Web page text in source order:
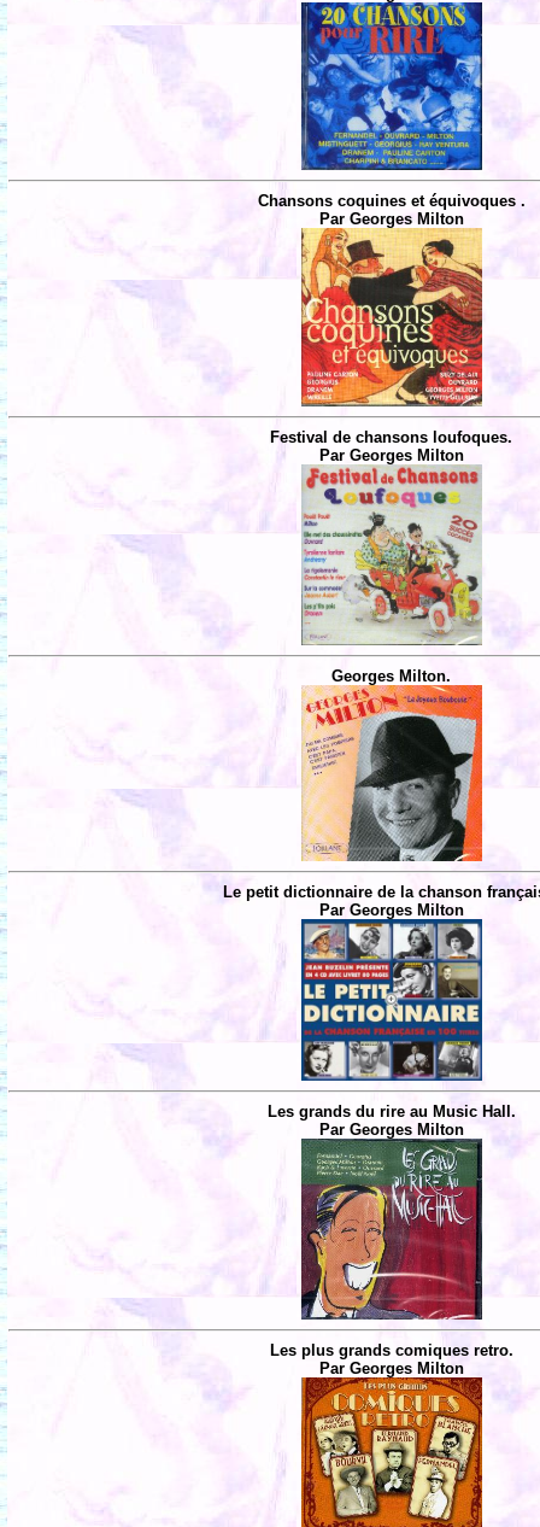
Chansons coquines et équivoques .
Par Georges Milton
Festival de chansons loufoques.
Par Georges Milton
Georges Milton.
Le petit dictionnaire de la chanson
Par Georges Milton
Les grands du rire au Music Hall.
Par Georges Milton
Les plus grands comiques retro.
Par Georges Milton